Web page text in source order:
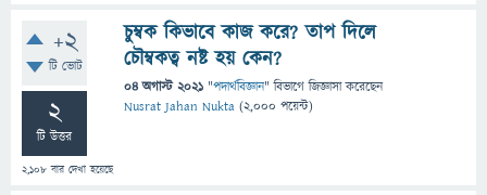
+2
টি ভোট
2
টি উত্তর
2,108 বার দেখা হয়েছে
চুম্বক কিভাবে কাজ করে? তাপ দিলে
চৌম্বকত্ব নষ্ট হয় কেন?
04 অগাস্ট 2021 "পদার্থবিজ্ঞান" বিভাগে জিজ্ঞাসাকরেছেন
Nusrat Jahan Nukta (2,000 পয়েন্ট)